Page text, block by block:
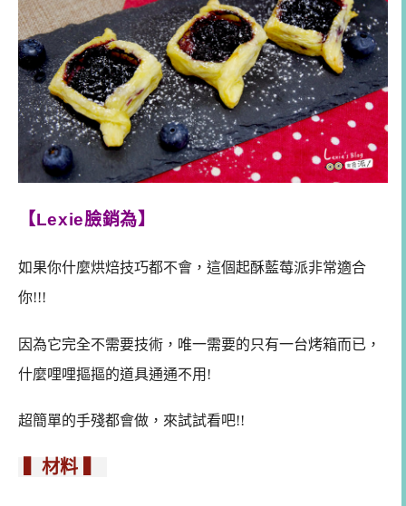
【Lexie臉銷為】
如果你什麼烘焙技巧都不會，這個起酥藍莓派非常適合
你!!!
因為它完全不需要技術，唯一需要的只有一台烤箱而已，
什麼哩哩摳摳的道具通通不用!
超簡單的手殘都會做，來試試看吧!!
▍材料 ▍